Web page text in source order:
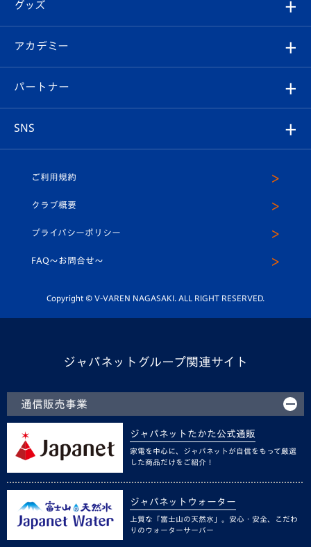
チケット
イベント
メディア
ホームタウン
スタッフプロフィール
マスコット紹介
平和祈念活動
ホームタウン活動
Revive Team
ヴィヴィくんの長崎おもてなしガイド
フォトギャラリー
スタジアムグルメ
V-LOVERS（ファンクラブ）
プレイヤーズスイート
グッズ
オンラインショップ
店舗情報
アカデミー
育成からのお知らせ
U-18
スクール
パートナー
SNS
ヴィヴィくんインスタグラム
公式LINE＠
ご利用規約
クラブ概要
プライバシーポリシー
FAQ〜お問合せ〜
Copyright © V-VAREN NAGASAKI. ALL RIGHT RESERVED.
ジャパネットグループ関連サイト
通信販売事業
ジャパネットたかた公式通販
家電を中心に、ジャパネットが自信をもって厳選
した商品だけをご紹介！
ジャパネットウォーター
上質な「富士山の天然水」。安心・安全、こだわ
りのウォーターサーバー